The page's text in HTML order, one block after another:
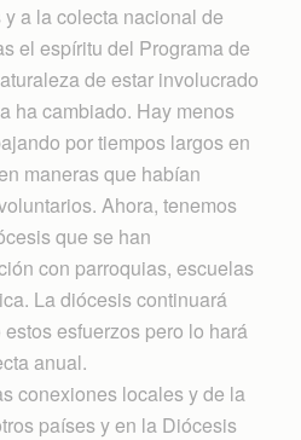
a la colecta nacional de
el espíritu del Programa de
de estar involucrado
ha cambiado. Hay menos
por tiempos largos en
maneras que habían
Ahora, tenemos
que se han
con parroquias, escuelas
La diócesis continuará
esfuerzos pero lo hará
anual.
conexiones locales y de la
países y en la Diócesis